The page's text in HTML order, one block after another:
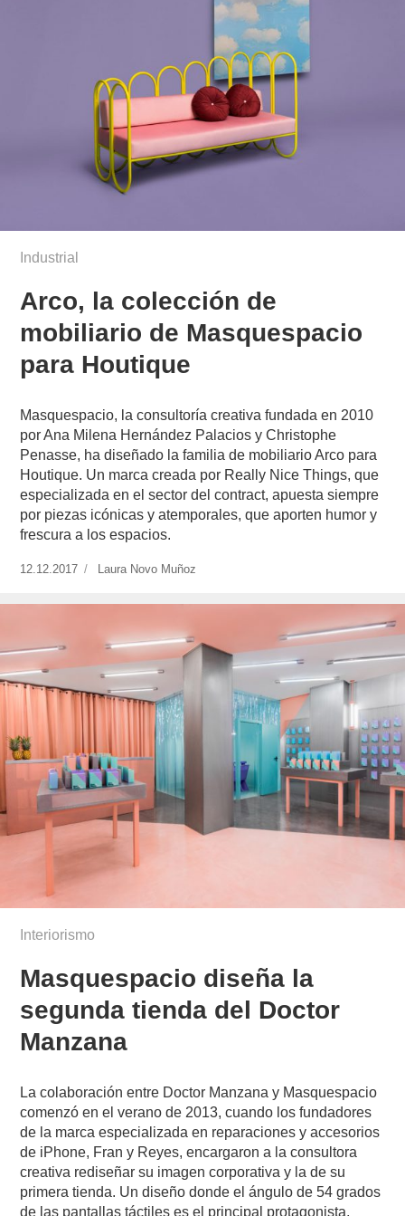
Industrial
Arco, la colección de
mobiliario de Masquespacio
para Houtique
Masquespacio, la consultoría creativa fundada en 2010
por Ana Milena Hernández Palacios y Christophe
Penasse, ha diseñado la familia de mobiliario Arco para
Houtique. Un marca creada por Really Nice Things, que
especializada en el sector del contract, apuesta siempre
por piezas icónicas y atemporales, que aporten humor y
frescura a los espacios.
Publicado
12.12.2017
https://www.experimenta.es/author/laura-
munoz/
Laura Novo Muñoz
Interiorismo
Masquespacio diseña la
segunda tienda del Doctor
Manzana
La colaboración entre Doctor Manzana y Masquespacio
comenzó en el verano de 2013, cuando los fundadores
de la marca especializada en reparaciones y accesorios
de iPhone, Fran y Reyes, encargaron a la consultora
creativa rediseñar su imagen corporativa y la de su
primera tienda. Un diseño donde el ángulo de 54 grados
de las pantallas táctiles es el principal protagonista,